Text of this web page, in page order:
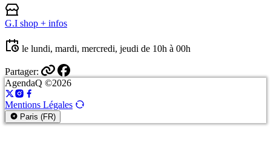
G.I shop + infos
le lundi, mardi, mercredi, jeudi de 10h à 00h
Partager:
AgendaQ ©2026
Mentions Légales
Paris (FR)